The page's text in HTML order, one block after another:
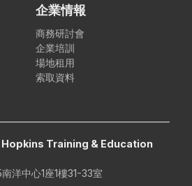
企業情報
商務研討會
企業培訓
場地租用
索取資料
Hopkins Training & Education
洋中心1座1樓31-33室